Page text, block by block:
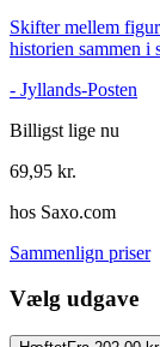
Skifter mellem
historien sammen i
- Jyllands-Posten
Billigst lige nu
69,95 kr.
hos Saxo.com
Sammenlign priser
Vælg udgave